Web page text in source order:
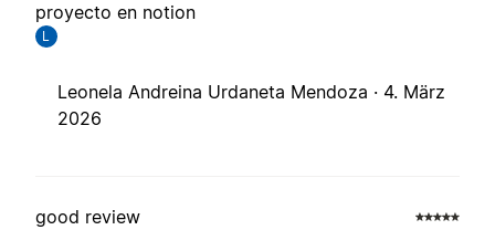
proyecto en notion
L
Leonela Andreina Urdaneta Mendoza · 4. März
2026
good review